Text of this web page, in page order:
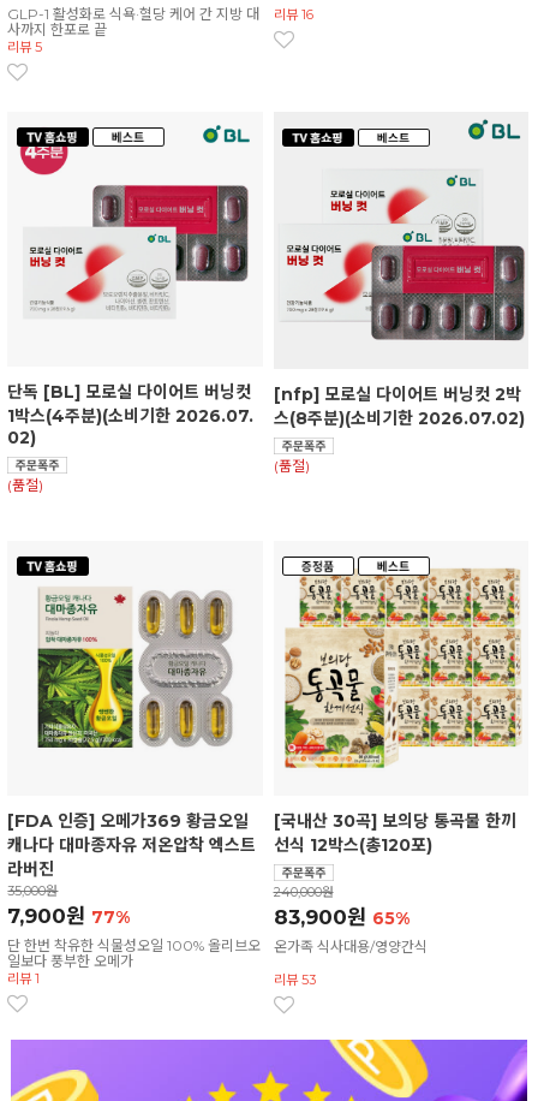
GLP-1 활성화로 식욕·혈당 케어 간 지방 대
사까지 한포로 끝
리뷰 5
리뷰 16
단독 [BL] 모로실 다이어트 버닝컷
1박스(4주분)(소비기한 2026.07.
02)
(품절)
[nfp] 모로실 다이어트 버닝컷 2박
스(8주분)(소비기한 2026.07.02)
(품절)
[FDA 인증] 오메가369 황금오일
캐나다 대마종자유 저온압착 엑스트
라버진
35,000원
7,900원 77%
단 한번 착유한 식물성오일 100% 올리브오
일보다 풍부한 오메가
리뷰 1
[국내산 30곡] 보의당 통곡물 한끼
선식 12박스(총120포)
240,000원
83,900원 65%
온가족 식사대용/영양간식
리뷰 53